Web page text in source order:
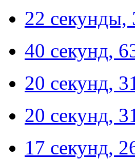
22 секунды,
40 секунд,
20 секунд,
20 секунд,
17 секунд,